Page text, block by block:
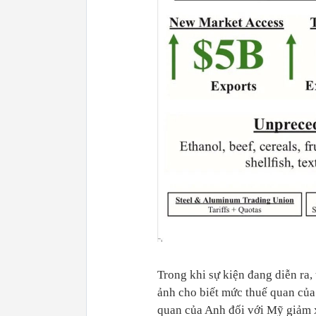
Trong khi sự kiện đang diễn
ảnh cho biết mức thuế quan
quan của Anh đối với Mỹ giảm